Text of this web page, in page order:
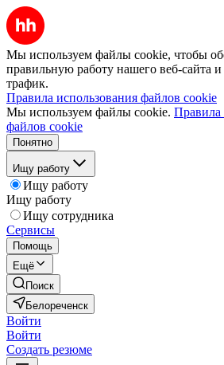
Мы используем файлы cookie, чтобы
правильную работу нашего веб-сайта и
трафик.
Правила использования файлов cookie
Мы используем файлы cookie. Правила
файлов cookie
Понятно
Ищу работу
Ищу работу
Ищу работу
Ищу сотрудника
Сервисы
Помощь
Ещё
Поиск
Белореченск
Войти
Войти
Создать резюме